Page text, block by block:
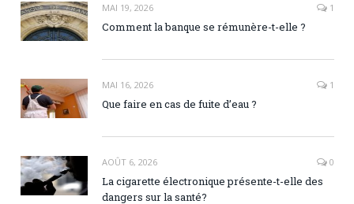
MAI 19, 2026 1
Comment la banque se rémunère-t-elle ?
MAI 16, 2026 1
Que faire en cas de fuite d’eau ?
AOÛT 6, 2026 0
La cigarette électronique présente-t-elle des
dangers sur la santé?